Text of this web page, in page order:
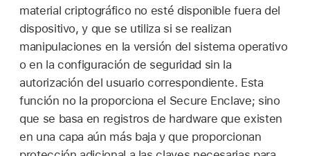
material criptográfico no esté disponible fuera del
dispositivo, y que se utiliza si se realizan
manipulaciones en la versión del sistema operativo
o en la configuración de seguridad sin la
autorización del usuario correspondiente. Esta
función no la proporciona el Secure Enclave; sino
que se basa en registros de hardware que existen
en una capa aún más baja y que proporcionan